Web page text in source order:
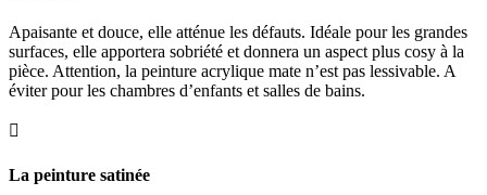
Apaisante et douce, elle atténue les défauts. Idéale pour les grandes
surfaces, elle apportera sobriété et donnera un aspect plus cosy à la
pièce. Attention, la peinture acrylique mate n’est pas lessivable. A
éviter pour les chambres d’enfants et salles de bains.

La peinture satinée